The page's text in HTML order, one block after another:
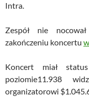
Intra.
Zespół nie
zakończeniu koncertu
Koncert miał
poziomie11.938
organizatorowi